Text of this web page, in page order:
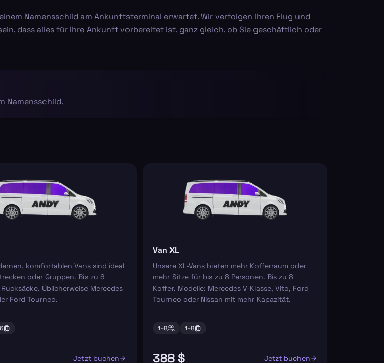
Namensschild am Ankunftsterminal erwartet. Wir verfolgen Ihren Flug und
dass alles für Ihre Ankunft vorbereitet ist, ganz gleich, ob Sie geschäftlich oder
Namensschild.
komfortablen Vans sind ideal
oder Gruppen. Bis zu 6
Üblicherweise Mercedes
Ford Tourneo.
6
Jetzt buchen
Van XL
Unsere XL-Vans bieten mehr Kofferraum oder
mehr Sitze für bis zu 8 Personen. Bis zu 8
Koffer. Modelle: Mercedes V-Klasse, Vito, Ford
Tourneo oder Nissan mit mehr Kapazität.
1–8 1–8
388 $ Jetzt buchen